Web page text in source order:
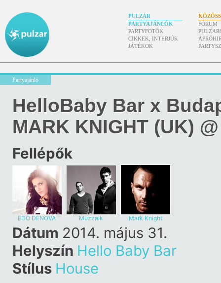
PULZAR
PARTYAJÁNLÓK
PARTYFOTÓK
CIKKEK, INTERJÚK
JÁTÉKOK
FÓRUM
Partyajánló
HelloBaby Bar x
MARK KNIGHT (UK)
Fellépők
EDO DENOVA Muzzaik Mark Knight
Dátum 2014. május 31.
Helyszín Hello Baby Bar
Stílus House